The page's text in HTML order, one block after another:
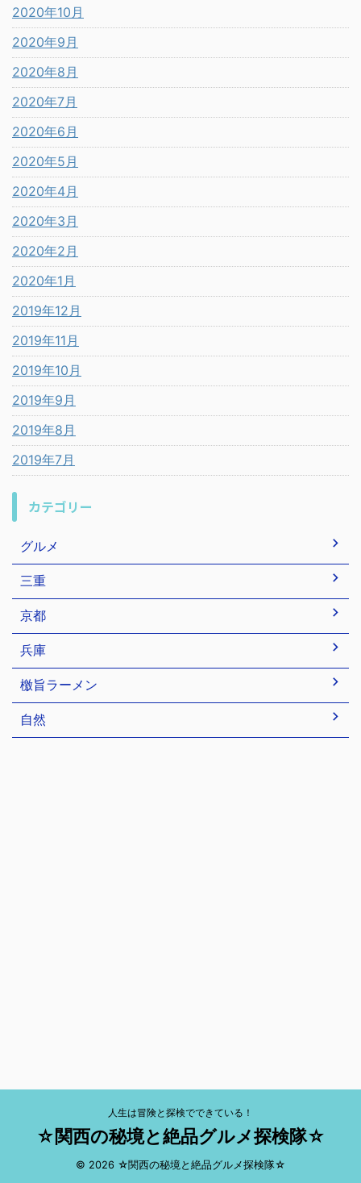
2020年10月
2020年9月
2020年8月
2020年7月
2020年6月
2020年5月
2020年4月
2020年3月
2020年2月
2020年1月
2019年12月
2019年11月
2019年10月
2019年9月
2019年8月
2019年7月
カテゴリー
グルメ
三重
京都
兵庫
檄旨ラーメン
自然
人生は冒険と探検でできている！
☆関西の秘境と絶品グルメ探検隊☆
© 2026 ☆関西の秘境と絶品グルメ探検隊☆